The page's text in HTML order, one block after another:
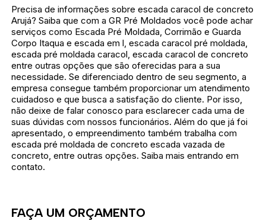
Precisa de informações sobre escada caracol de concreto
Arujá? Saiba que com a GR Pré Moldados você pode achar
serviços como Escada Pré Moldada, Corrimão e Guarda
Corpo Itaqua e escada em l, escada caracol pré moldada,
escada pré moldada caracol, escada caracol de concreto
entre outras opções que são oferecidas para a sua
necessidade. Se diferenciado dentro de seu segmento, a
empresa consegue também proporcionar um atendimento
cuidadoso e que busca a satisfação do cliente. Por isso,
não deixe de falar conosco para esclarecer cada uma de
suas dúvidas com nossos funcionários. Além do que já foi
apresentado, o empreendimento também trabalha com
escada pré moldada de concreto escada vazada de
concreto, entre outras opções. Saiba mais entrando em
contato.
FAÇA UM ORÇAMENTO